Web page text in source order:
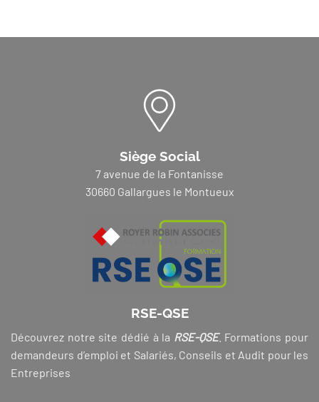
Siège Social
7 avenue de la Fontanisse
30660 Gallargues le Montueux
RSE-QSE
Découvrez notre site dédié à la RSE-QSE. Formations pour
demandeurs d’emploi et Salariés, Conseils et Audit pour les
Entreprises